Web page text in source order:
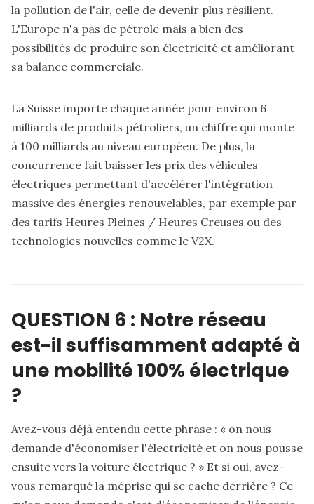
la pollution de l'air, celle de devenir plus résilient.
L'Europe n'a pas de pétrole mais a bien des
possibilités de produire son électricité et améliorant
sa balance commerciale.
La Suisse importe chaque année pour environ 6
milliards de produits pétroliers, un chiffre qui monte
à 100 milliards au niveau européen. De plus, la
concurrence fait baisser les prix des véhicules
électriques permettant d'accélérer l'intégration
massive des énergies renouvelables, par exemple par
des tarifs Heures Pleines / Heures Creuses ou des
technologies nouvelles comme le V2X.
QUESTION 6 : Notre réseau
est-il suffisamment adapté à
une mobilité 100% électrique
?
Avez-vous déjà entendu cette phrase : « on nous
demande d'économiser l'électricité et on nous pousse
ensuite vers la voiture électrique ? » Et si oui, avez-
vous remarqué la méprise qui se cache derrière ? Ce